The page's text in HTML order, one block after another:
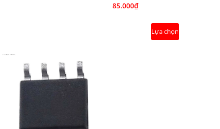
85.000₫
Lựa chọn